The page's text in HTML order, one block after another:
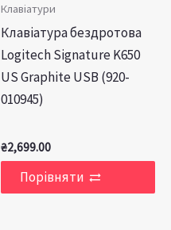
Клавіатури
Клавiатура бездротова
Logitech Signature K650
US Graphite USB (920-
010945)
₴2,699.00
Порівняти